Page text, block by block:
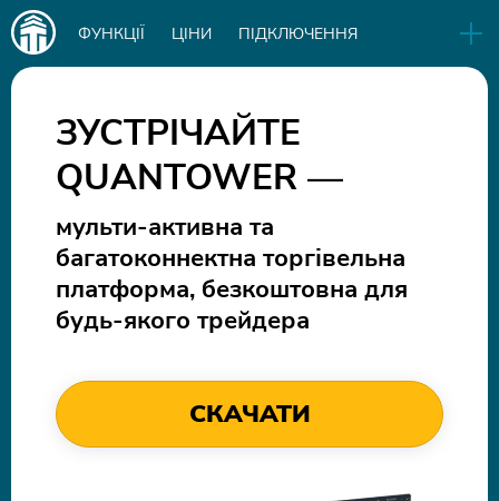
Main
navigation
ФУНКЦІЇ ЦІНИ ПІДКЛЮЧЕННЯ
СКАЧАТИ
ЗУСТРІЧАЙТЕ
QUANTOWER —
мульти-активна та
багатоконнектна торгівельна
платформа, безкоштовна для
будь-якого трейдера
СКАЧАТИ